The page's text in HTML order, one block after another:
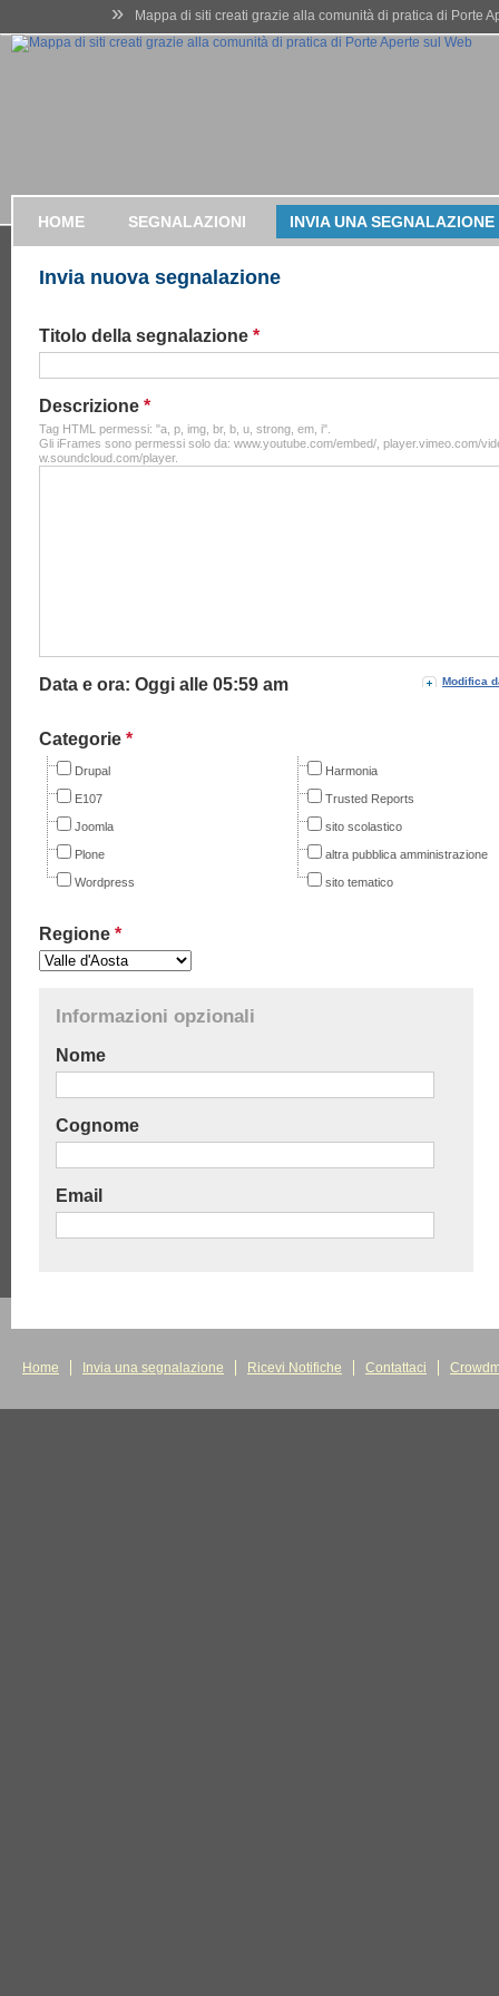
» Mappa di siti creati grazie alla comunità di pratica di Porte
HOME SEGNALAZIONI INVIA UNA SEGNALAZIONE
Invia nuova segnalazione
Titolo della segnalazione *
Descrizione *
Tag HTML permessi: "a, p, img, br, b, u, strong, em, i".
Gli iFrames sono permessi solo da: www.youtube.com/embed/, player.vimeo.com/
w.soundcloud.com/player.
Modifica
Data e ora: Oggi alle 05:59 am
Categorie *
Drupal
E107
Joomla
Plone
Wordpress
Harmonia
Trusted Reports
sito scolastico
altra pubblica amministrazione
sito tematico
Regione *
Informazioni opzionali
Nome
Cognome
Email
Home Invia una segnalazione Ricevi Notifiche Contattaci